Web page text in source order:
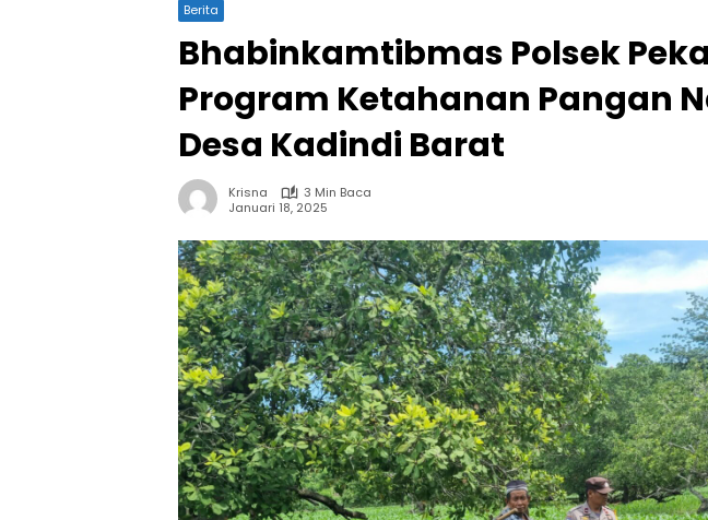
Berita
Bhabinkamtibmas Polsek
Program Ketahanan Pangan
Desa Kadindi Barat
Krisna
3 Min Baca
Januari 18, 2025